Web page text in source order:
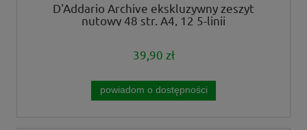
D'Addario Archive ekskluzywny zeszyt
nutowy 48 str. A4, 12 5-linii
39,90 zł
powiadom o dostępności